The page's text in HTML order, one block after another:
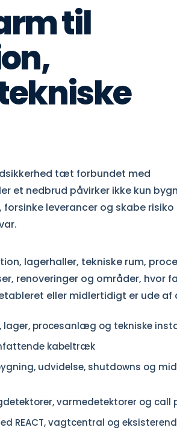
til
tæt forbundet med
et nedbrud påvirker ikke kun
leverancer og skabe risiko
lagerhaller, tekniske rum,
renoveringer og områder, hvor
eller midlertidigt er ude af
lager, procesanlæg og tekniske
kabeltræk
udvidelse, shutdowns og
varmedetektorer og call
REACT, vagtcentral og